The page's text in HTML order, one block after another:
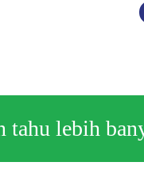
tahu lebih